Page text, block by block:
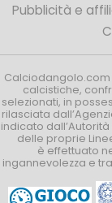
Pubblicità e
calcistiche,
selezionati, in
rilasciata
indicato
delle proprie
è effettuato
ingannevolezza e